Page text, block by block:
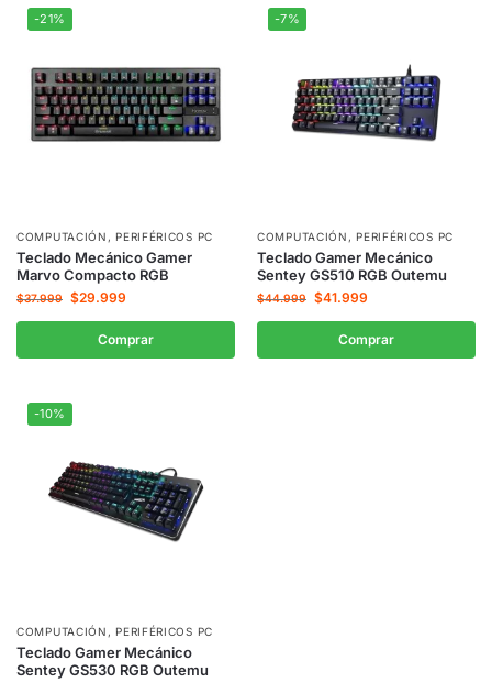
-21%
COMPUTACIÓN ,PERIFÉRICOS PC
Teclado Mecánico Gamer
Marvo Compacto RGB
$37.999 $29.999
Comprar
-7%
COMPUTACIÓN ,PERIFÉRICOS PC
Teclado Gamer Mecánico
Sentey GS510 RGB Outemu
$44.999 $41.999
Comprar
-10%
COMPUTACIÓN ,PERIFÉRICOS PC
Teclado Gamer Mecánico
Sentey GS530 RGB Outemu